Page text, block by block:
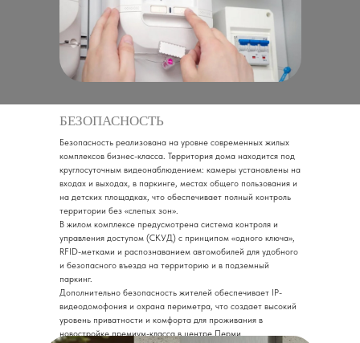
Безопасность реализована на уровне современных жилых
комплексов бизнес-класса. Территория дома находится под
круглосуточным видеонаблюдением: камеры установлены на
входах и выходах, в паркинге, местах общего пользования и
на детских площадках, что обеспечивает полный контроль
территории без «слепых зон».
В жилом комплексе предусмотрена система контроля и
управления доступом (СКУД) с принципом «одного ключа»,
RFID-метками и распознаванием автомобилей для удобного
и безопасного въезда на территорию и в подземный
паркинг.
Дополнительно безопасность жителей обеспечивает IP-
видеодомофония и охрана периметра, что создает высокий
уровень приватности и комфорта для проживания в
новостройке премиум-класса в центре Перми.
БЕЗОПАСНОСТЬ